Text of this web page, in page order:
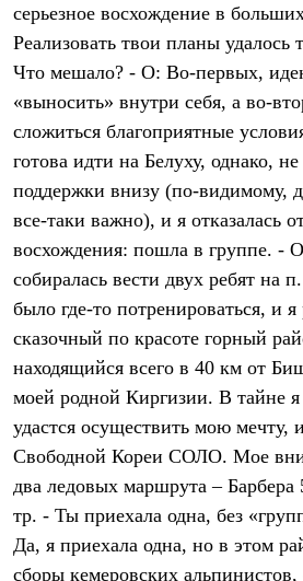
серьезное восхождение в
Реализовать твои планы удалось
Что мешало? - О: Во-первых,
«выносить» внутри себя, а во-
сложиться благоприятные
готова идти на Белуху, однако,
поддержки внизу (по-видимому,
все-таки важно), и я отказалась
восхождения: пошла в группе. -
собиралась вести двух ребят на
было где-то потренироваться, и я
сказочный по красоте горный
находящийся всего в 40 км от
моей родной Киргизии. В тайне я
удастся осуществить мою мечту,
Свободной Кореи СОЛО. Мое
два ледовых маршрута –
тр. - Ты приехала одна, без
Да, я приехала одна, но в этом
сборы кемеровских